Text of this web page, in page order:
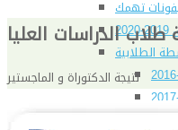
تهمك
الطلابية
طلاب الدراسات العليا
نتيجة الدكتوراة و الماجستير